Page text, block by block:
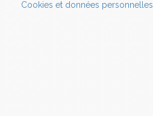
Cookies et données personnelles